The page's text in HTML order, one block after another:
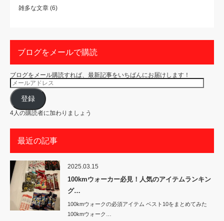
雑多な文章 (6)
ブログをメールで購読
ブログをメール購読すれば、最新記事をいちばんにお届けします！
メ
ー
ル
ア
ド
レ
ス
登録
4人の購読者に加わりましょう
最近の記事
2025.03.15
100kmウォーカー必見！人気のアイテムランキン
グ…
100kmウォークの必須アイテム ベスト10をまとめてみた
100kmウォーク…